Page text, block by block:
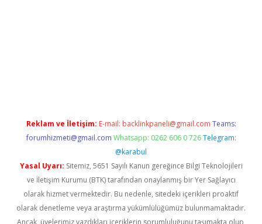
Reklam ve İletişim: E-mail: backlinkpaneli@gmail.com Teams:
forumhizmeti@gmail.com Whatsapp: 0262 606 0 726 Telegram:
@karabul
Yasal Uyarı: Sitemiz, 5651 Sayılı Kanun gereğince Bilgi Teknolojileri
ve İletişim Kurumu (BTK) tarafından onaylanmış bir Yer Sağlayıcı
olarak hizmet vermektedir. Bu nedenle, sitedeki içerikleri proaktif
olarak denetleme veya araştırma yükümlülüğümüz bulunmamaktadır.
Ancak, üyelerimiz yazdıkları içeriklerin sorumluluğunu taşımakta olup,